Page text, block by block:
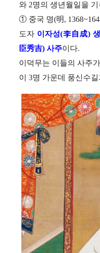
와 2명의 생년월일을
① 중국 명(明,
도자 이자성(李自成)
臣秀吉) 사주이다.
이덕무는 이들의 사주
이 3명 가운데 풍신수